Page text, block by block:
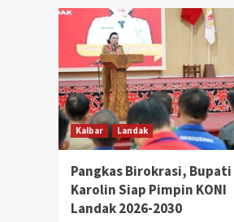
Kalbar Landak
Pangkas Birokrasi, Bupati
Karolin Siap Pimpin KONI
Landak 2026-2030